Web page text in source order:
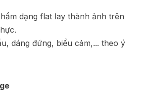
dạng flat lay thành ảnh trên
dáng đứng, biểu cảm,... theo ý